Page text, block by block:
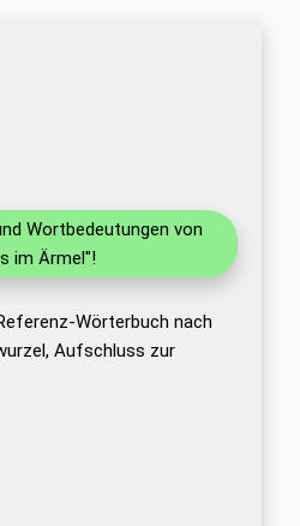
Wortbedeutungen von
im Ärmel"!
Wörterbuch nach
Aufschluss zur